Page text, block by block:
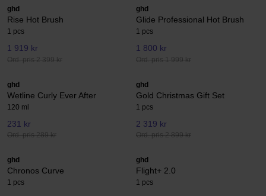
ghd
Rise Hot Brush
1 pcs
1 919 kr
Ord. pris 2 399 kr
ghd
Glide Professional Hot Brush
1 pcs
1 800 kr
Ord. pris 1 999 kr
ghd
Wetline Curly Ever After
120 ml
231 kr
Ord. pris 289 kr
ghd
Gold Christmas Gift Set
1 pcs
2 319 kr
Ord. pris 2 899 kr
ghd
Chronos Curve
1 pcs
ghd
Flight+ 2.0
1 pcs